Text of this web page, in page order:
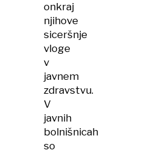
onkraj
njihove
siceršnje
vloge
v
javnem
zdravstvu.
V
javnih
bolnišnicah
so